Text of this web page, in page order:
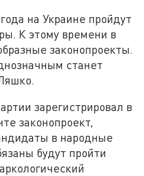
на Украине пройдут
К этому времени в
законопроекты.
станет
зарегистрировал в
законопроект,
в народные
будут пройти